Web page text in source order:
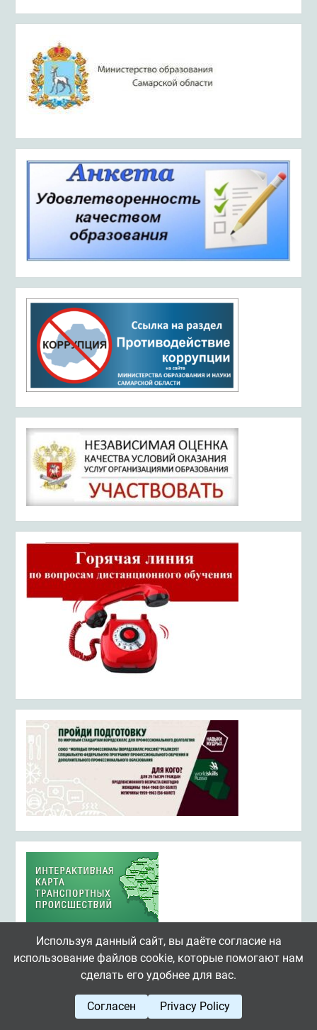
Используя данный сайт, вы даёте согласие на
использование файлов cookie, которые помогают нам
сделать его удобнее для вас.
Согласен Privacy Policy